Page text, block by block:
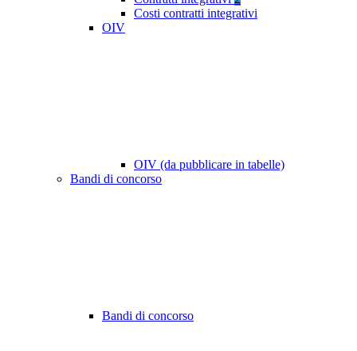
Costi contratti integrativi
OIV
OIV (da pubblicare in tabelle)
Bandi di concorso
Bandi di concorso